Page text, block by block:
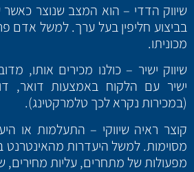
שיווק הדדי – הוא המצב שנוצר כאשר
בביצוע חליפין בעל ערך. למשל אדם
מכוניתו.
שיווק ישיר – כולנו מכירים אותו,
ישיר עם הלקוח באמצעות דואר,
(במכירות נקרא לכך טלמרקטינג).
קוצר ראיה שיווקי – התעלמות או
מסוימות. למשל היעדרות מהאינטרנט
מפעולות של מתחרים, עליות מחירים,